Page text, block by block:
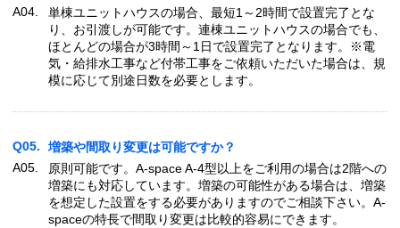
A04.
単棟ユニットハウスの場合、最短1～2時間で設置完了とな
り、お引渡しが可能です。連棟ユニットハウスの場合でも、
ほとんどの場合が3時間～1日で設置完了となります。※電
気・給排水工事など付帯工事をご依頼いただいた場合は、規
模に応じて別途日数を必要とします。
Q05.
増築や間取り変更は可能ですか？
A05.
原則可能です。A-space A-4型以上をご利用の場合は2階への
増築にも対応しています。増築の可能性がある場合は、増築
を想定した設置をする必要がありますのでご相談下さい。A-
spaceの特長で間取り変更は比較的容易にできます。